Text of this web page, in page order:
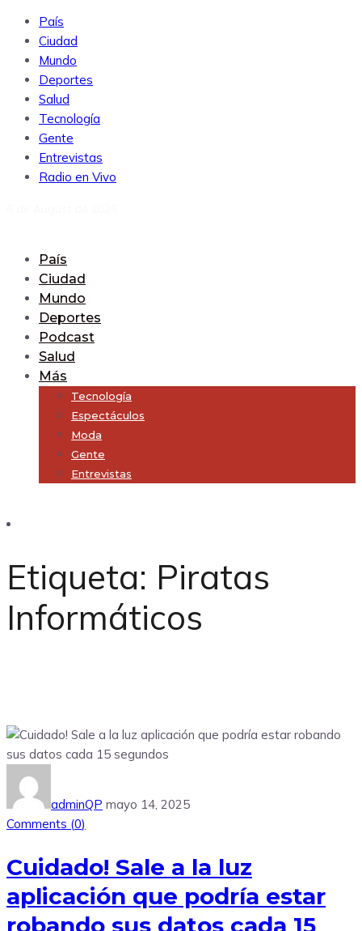
País
Ciudad
Mundo
Deportes
Salud
Tecnología
Gente
Entrevistas
Radio en Vivo
País
Ciudad
Mundo
Deportes
Podcast
Salud
Más
Tecnología
Espectáculos
Moda
Gente
Entrevistas
Etiqueta: Piratas
Informáticos
adminQP mayo 14, 2025
Comments (0)
Cuidado! Sale a la luz
aplicación que podría estar